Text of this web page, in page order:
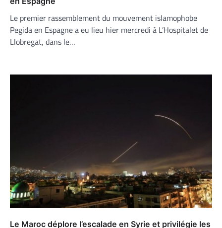
Le premier rassemblement du mouvement islamophobe
Pegida en Espagne a eu lieu hier mercredi à L’Hospitalet de
Llobregat, dans le…
Le Maroc déplore l’escalade en Syrie et privilégie les